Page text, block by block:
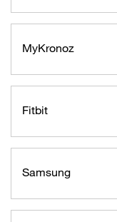
MyKronoz
Fitbit
Samsung